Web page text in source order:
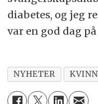
diabetes, og jeg
var en god dag
NYHETER